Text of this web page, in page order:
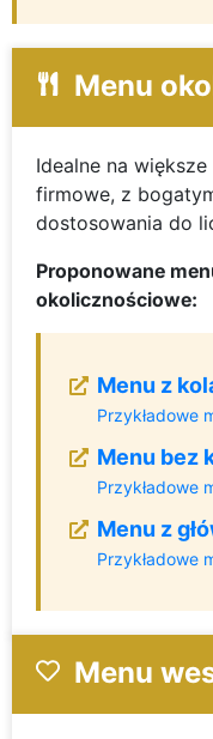
Menu
Idealne na
firmowe, z
dostosowania do
Proponowane
okolicznościowe:
Menu z
Przykładowe
Menu bez
Przykładowe
Menu z
Przykładowe
Menu